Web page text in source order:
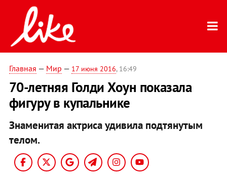
Главная — Мир — 17 июня 2016, 16:49
70-летняя Голди Хоун показала
фигуру в купальнике
Знаменитая актриса удивила подтянутым
телом.